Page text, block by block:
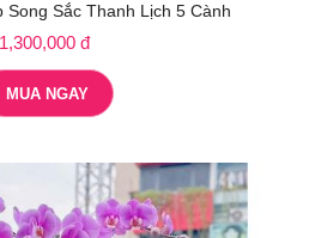
Song Sắc Thanh Lịch 5 Cành
1,300,000 đ
MUA NGAY